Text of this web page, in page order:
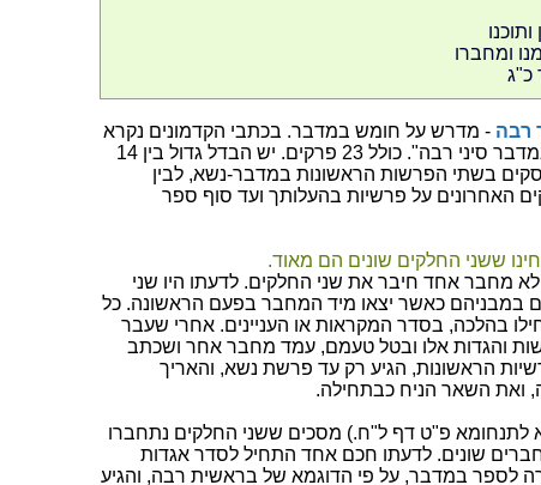
ומחברו
כ"ג
רבה - מדרש על חומש במדבר. בכתבי הקדמונים נקרא
גם "מדרש במדבר סיני רבה". כולל 23 פרקים. יש הבדל גדול בין 14
בשתי הפרשות הראשונות במדבר-נשא, לבין
האחרונים על פרשיות בהעלותך ועד סוף ספר
ששני החלקים שונים הם מאוד.
מחבר אחד חיבר את שני החלקים. לדעתו היו שני
במבניהם כאשר יצאו מיד המחבר בפעם הראשונה. כל
בהלכה, בסדר המקראות או העניינים. אחרי שעבר
והגדות אלו ובטל טעמם, עמד מחבר אחר ושכתב
הראשונות, הגיע רק עד פרשת נשא, והאריך
ואת השאר הניח כבתחילה.
לתנחומא פ"ט דף ל"ח.) מסכים ששני החלקים נתחברו
שונים. לדעתו חכם אחד התחיל לסדר אגדות
לספר במדבר, על פי הדוגמא של בראשית רבה, והגיע